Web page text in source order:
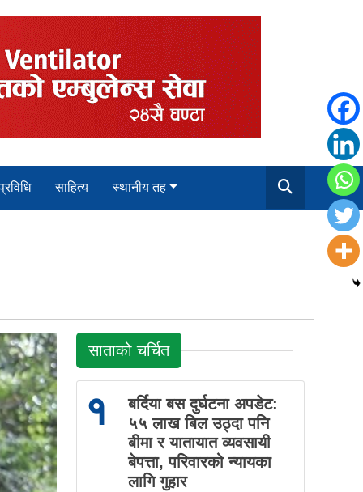
साहित्य स्थानीय तह
साताको चर्चित
१
बर्दिया बस दुर्घटना अपडेट:
५५ लाख बिल उठ्दा पनि
बीमा र यातायात व्यवसायी
बेपत्ता, परिवारको न्यायका
लागि गुहार